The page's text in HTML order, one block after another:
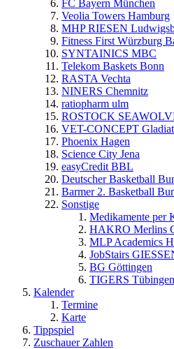
FC Bayern München
Veolia Towers Hamburg
MHP RIESEN
Fitness First Würzburg
SYNTAINICS MBC
Telekom Baskets Bonn
RASTA Vechta
NINERS Chemnitz
ratiopharm ulm
ROSTOCK
VET-CONCEPT
Phoenix Hagen
Science City Jena
easyCredit BBL
Deutscher Basketball
Barmer 2. Basketball
Sonstige
Medikamente per
HAKRO Merlins
MLP Academics
JobStairs
BG Göttingen
TIGERS Tübingen
Kalender
Termine
Karte
Tippspiel
Zuschauer Zahlen